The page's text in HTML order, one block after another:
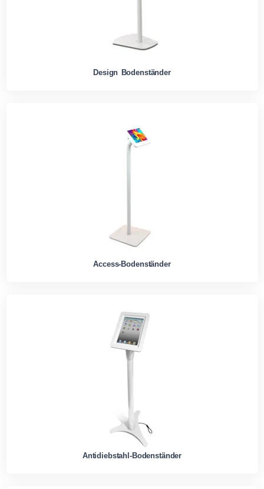
Design Bodenständer
Access-Bodenständer
Antidiebstahl-Bodenständer